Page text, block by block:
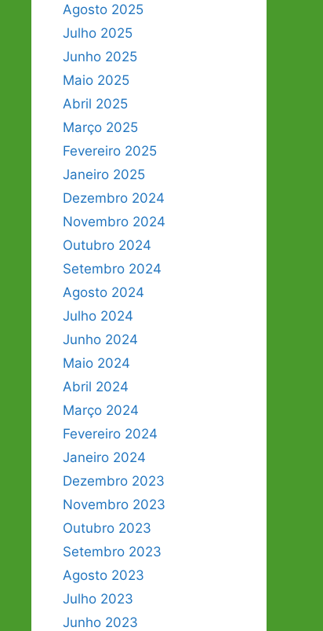
Agosto 2025
Julho 2025
Junho 2025
Maio 2025
Abril 2025
Março 2025
Fevereiro 2025
Janeiro 2025
Dezembro 2024
Novembro 2024
Outubro 2024
Setembro 2024
Agosto 2024
Julho 2024
Junho 2024
Maio 2024
Abril 2024
Março 2024
Fevereiro 2024
Janeiro 2024
Dezembro 2023
Novembro 2023
Outubro 2023
Setembro 2023
Agosto 2023
Julho 2023
Junho 2023